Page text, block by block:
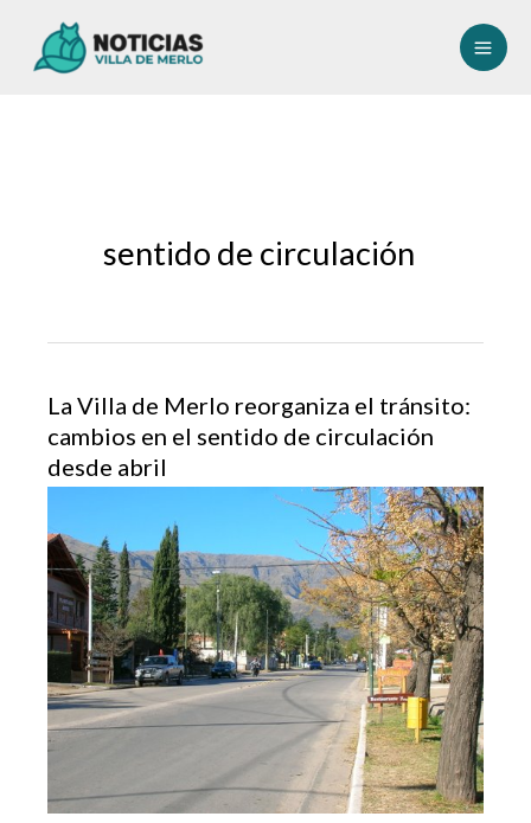
sentido de circulación
La Villa de Merlo reorganiza el tránsito:
cambios en el sentido de circulación
desde abril